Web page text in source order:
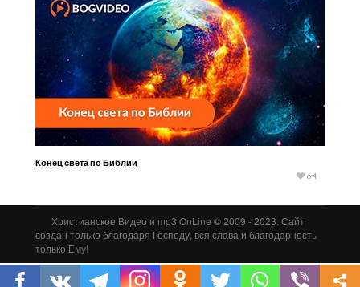
Конец света по Библии
64
Христианское Видео и mp3 OnLine © 2009 - 2023. Сайт
создан только благодаря Господу, вся слава и благодарность
только Ему!